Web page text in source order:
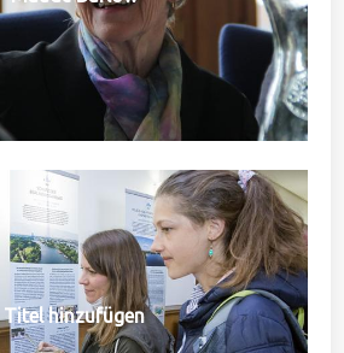
Titel hinzufügen